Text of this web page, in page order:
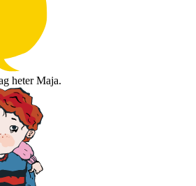
heter Maja.